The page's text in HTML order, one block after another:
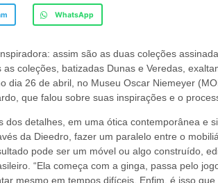
WhatsApp
assim são as duas coleções
coleções, batizadas Dunas e Veredas,
26 de abril, no Museu Oscar Niemeyer
que falou sobre suas inspirações e o
detalhes, em uma ótica contemporânea e
da Dieedro, fazer um paralelo entre o
pode ser um móvel ou algo construído,
“Ela começa com a ginga, passa pelo
mesmo em tempos difíceis. Enfim, é isso que